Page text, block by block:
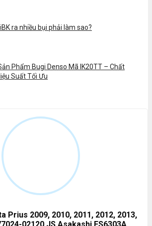
ra nhiều bụi phải làm sao?
Phẩm Bugi Denso Mã IK20TT – Chất
Suất Tối Ưu
Prius 2009, 2010, 2011, 2012, 2013,
02120 JS Asakashi FS6303A